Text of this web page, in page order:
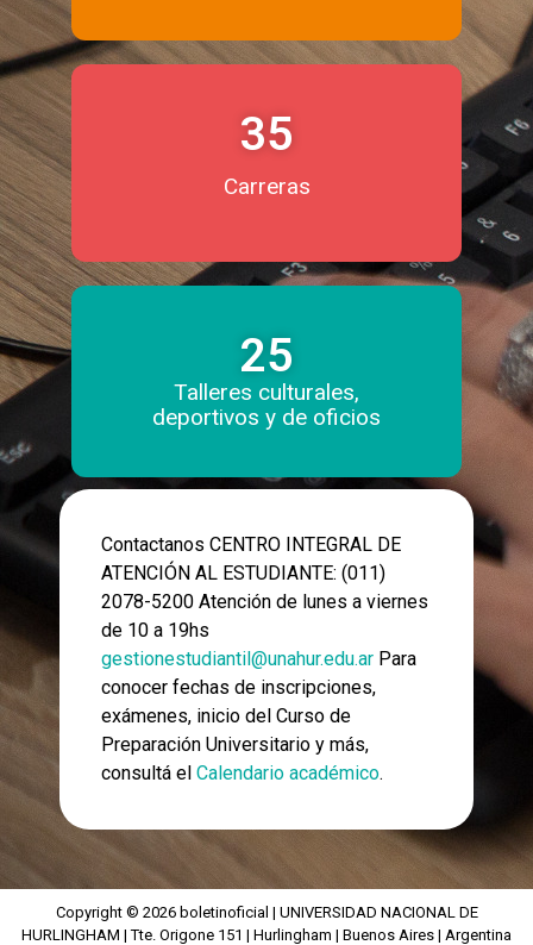
35
Carreras
25
Talleres culturales,
deportivos y de oficios
Contactanos CENTRO INTEGRAL DE
ATENCIÓN AL ESTUDIANTE: (011)
2078-5200 Atención de lunes a viernes
de 10 a 19hs
gestionestudiantil@unahur.edu.ar Para
conocer fechas de inscripciones,
exámenes, inicio del Curso de
Preparación Universitario y más,
consultá el Calendario académico.
Copyright © 2026 boletinoficial | UNIVERSIDAD NACIONAL DE
HURLINGHAM | Tte. Origone 151 | Hurlingham | Buenos Aires | Argentina